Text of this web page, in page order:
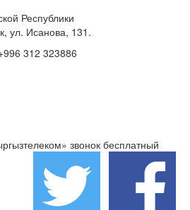
Республики
ул. Исанова, 131.
312 323886
звонок бесплатный